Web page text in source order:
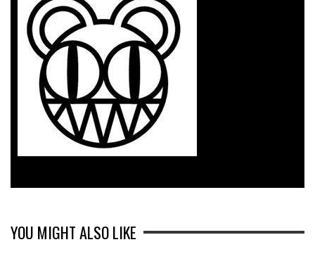
YOU MIGHT ALSO LIKE